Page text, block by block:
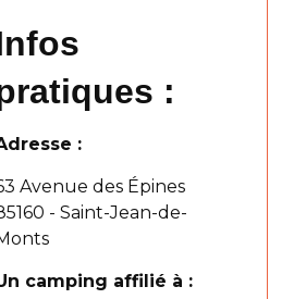
:
:
Avenue des Épines
- Saint-Jean-de-
camping affilié à :